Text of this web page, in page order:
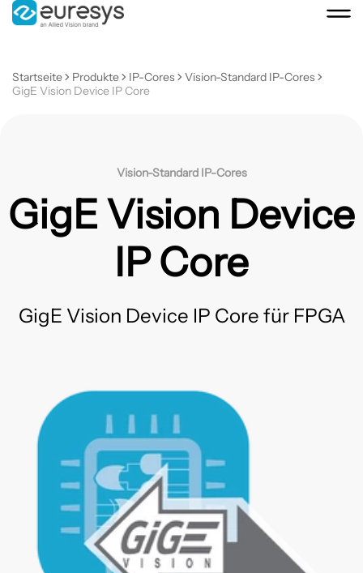
Startseite Produkte IP-Cores
Vision-Standard IP-Cores
GigE Vision Device IP Core
Vision-Standard IP-Cores
GigE Vision Device
IP Core
GigE Vision Device IP Core für FPGA